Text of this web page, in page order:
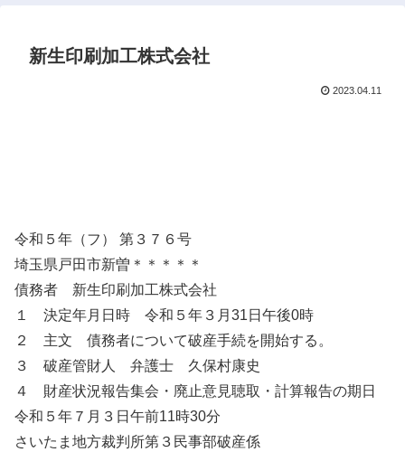
新生印刷加工株式会社
2023.04.11
令和５年（フ） 第３７６号
埼玉県戸田市新曽＊＊＊＊＊
債務者 新生印刷加工株式会社
１ 決定年月日時 令和５年３月31日午後0時
２ 主文 債務者について破産手続を開始する。
３ 破産管財人 弁護士 久保村康史
４ 財産状況報告集会・廃止意見聴取・計算報告の期日
令和５年７月３日午前11時30分
さいたま地方裁判所第３民事部破産係